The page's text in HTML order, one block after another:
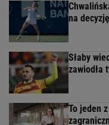
na decyzję
Słaby
zawiodła
To jeden